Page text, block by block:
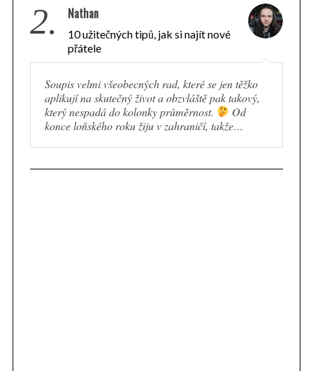
2. Nathan
10 užitečných tipů, jak si najít nové
přátele
Soupis velmi všeobecných rad, které se jen těžko
aplikují na skutečný život a obzvláště pak takový,
který nespadá do kolonky průměrnost.
Od
konce loňského roku žiju v zahraničí, takže…